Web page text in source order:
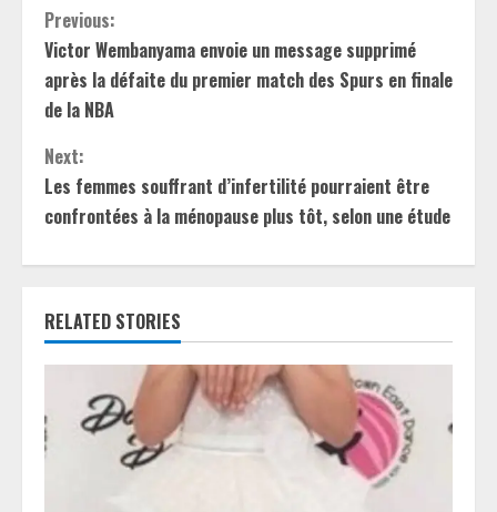
C
o
n
t
i
n
u
e
e
Previous:
Victor Wembanyama envoie un message supprimé
après la défaite du premier match des Spurs en finale
de la NBA
Next:
Les femmes souffrant d’infertilité pourraient être
confrontées à la ménopause plus tôt, selon une étude
RELATED STORIES